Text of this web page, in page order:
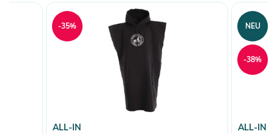
ALL-IN
-35%
ALL-IN
NEU
-38%